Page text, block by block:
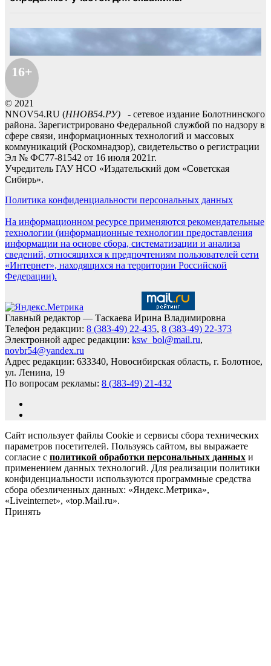
16+
© 2021
NNOV54.RU (ННОВ54.РУ) - сетевое издание Болотнинского
района. Зарегистрировано Федеральной службой по надзору в
сфере связи, информационных технологий и массовых
коммуникаций (Роскомнадзор), свидетельство о регистрации
Эл № ФС77-81542 от 16 июля 2021г.
Учредитель ГАУ НСО «Издательский дом «Советская
Сибирь».
Политика конфиденциальности персональных данных
На информационном ресурсе применяются рекомендательные
технологии (информационные технологии предоставления
информации на основе сбора, систематизации и анализа
сведений, относящихся к предпочтениям пользователей сети
«Интернет», находящихся на территории Российской
Федерации).
Главный редактор — Таскаева Ирина Владимировна
Телефон редакции: 8 (383-49) 22-435, 8 (383-49) 22-373
Электронной адрес редакции: ksw_bol@mail.ru,
novbr54@yandex.ru
Адрес редакции: 633340, Новосибирская область, г. Болотное,
ул. Ленина, 19
По вопросам рекламы: 8 (383-49) 21-432
Сайт использует файлы Cookie и сервисы сбора технических
параметров посетителей. Пользуясь сайтом, вы выражаете
согласие с политикой обработки персональных данных и
применением данных технологий. Для реализации политики
конфиденциальности используются программные средства
сбора обезличенных данных: «Яндекс.Метрика»,
«Liveinternet», «top.Mail.ru».
Принять